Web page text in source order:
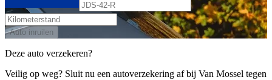
Auto inruilen
Deze auto verzekeren?
Veilig op weg? Sluit nu een autoverzekering af bij Van Mossel tegen